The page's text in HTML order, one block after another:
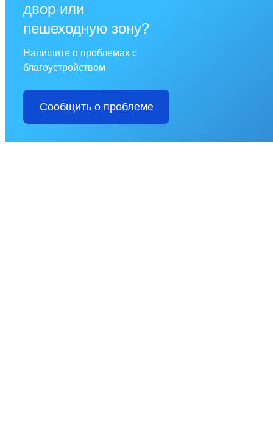
двор или
пешеходную зону?
Напишите о проблемах с
благоустройством
Сообщить о проблеме